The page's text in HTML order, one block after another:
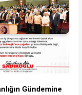
Gündemine